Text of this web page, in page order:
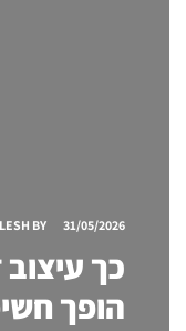
31/05/2026
BY
כך
הופך